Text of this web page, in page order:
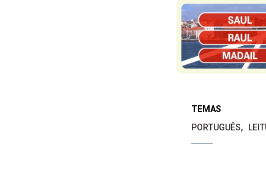
TEMAS
PORTUGUÊS